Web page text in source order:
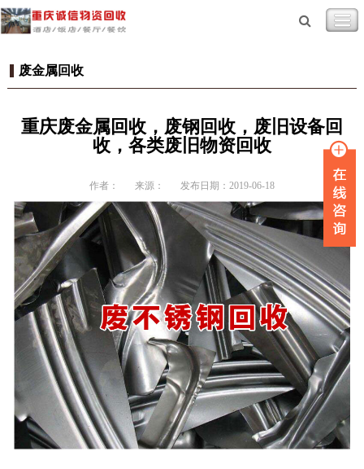
废金属回收
重庆废金属回收，废钢回收，废旧设备回
收，各类废旧物资回收
作者： 来源： 发布日期：2019-06-18